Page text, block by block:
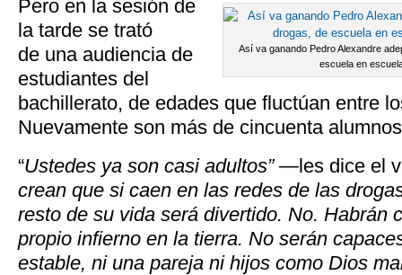
Así va ganando Pedro Alexandre
escuela en
Pero en la sesión de
la tarde se trató
de una audiencia de
estudiantes del
bachillerato, de edades que fluctúan entre
Nuevamente son más de cincuenta
“Ustedes ya son casi adultos” —les dice el
crean que si caen en las redes de las
resto de su vida será divertido. No. Habrán
propio infierno en la tierra. No serán
estable, ni una pareja ni hijos como Dios